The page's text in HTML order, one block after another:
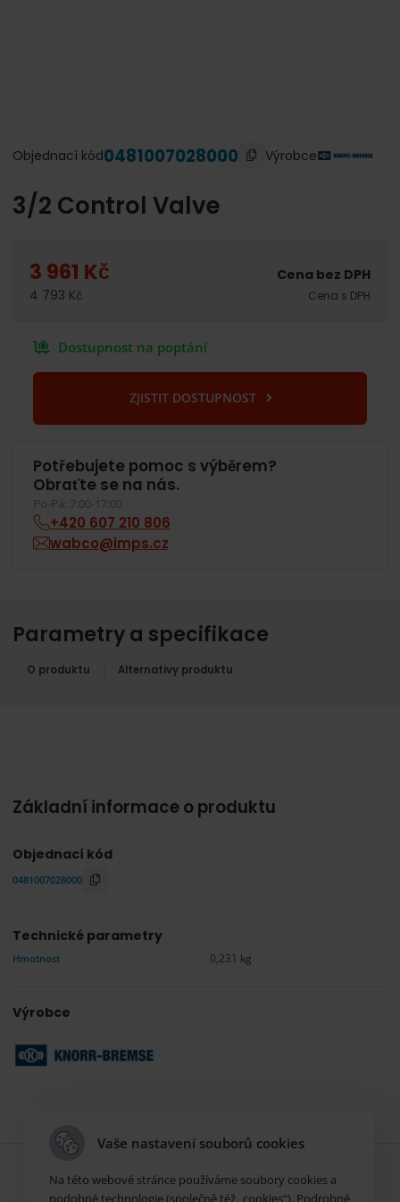
Objednací kód0481007028000 Výrobce
3/2 Control Valve
Cena bez DPH
3 961 Kč
Cena s DPH
4 793 Kč
Dostupnost na poptání
ZJISTIT DOSTUPNOST
Potřebujete pomoc s výběrem?
Obraťte se na nás.
Po-Pá: 7:00-17:00
+420 607 210 806
wabco@imps.cz
Parametry a specifikace
O produktu Alternativy produktu
Základní informace o produktu
Objednací kód
0481007028000
Technické parametry
Hmotnost 0,231 kg
Výrobce
Vaše nastavení souborů cookies
Na této webové stránce používáme soubory cookies a
podobné technologie (společně též „cookies“). Podrobné